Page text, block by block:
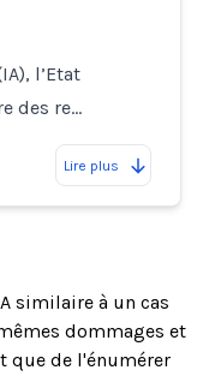
l’Etat
des re…
Lire plus
similaire à un cas
dommages et
que de l'énumérer